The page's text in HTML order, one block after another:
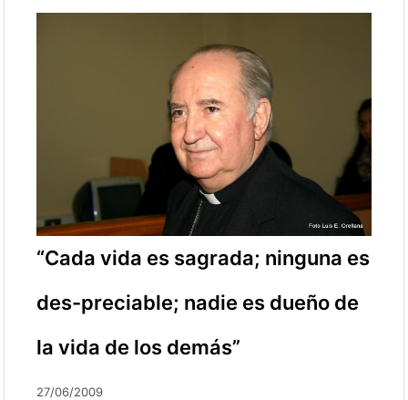
“Cada vida es sagrada; ninguna es
des-preciable; nadie es dueño de
la vida de los demás”
27/06/2009